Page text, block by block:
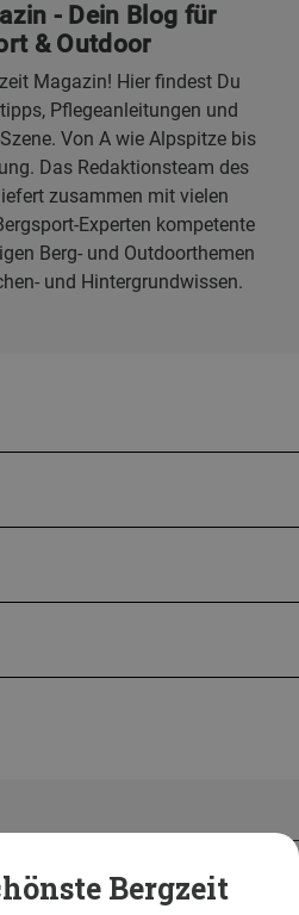
Bergzeit
- Dein Blog für
& Outdoor
Magazin! Hier findest Du
Pflegeanleitungen und
Von A wie Alpspitze bis
Das Redaktionsteam des
zusammen mit vielen
Experten kompetente
Berg- und Outdoorthemen
und Hintergrundwissen.